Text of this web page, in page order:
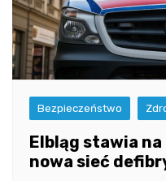
Bezpieczeństwo
Elbląg stawia
nowa sieć